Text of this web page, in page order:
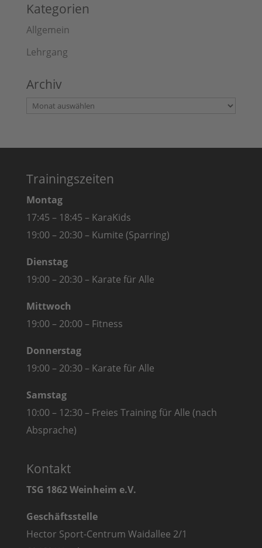
Kategorien
Allgemein
Lehrgang
Archiv
Archiv
Trainingszeiten
Montag
17:45 – 18:45 – KaraKids
19:00 – 20:30 – Kumite (Sparring)
Dienstag
19:00 – 20:30 – Karate für Alle
Mittwoch
19:00 – 20:00 – Fitness
Donnerstag
19:00 – 20:30 – Karate für Alle
Samstag
10:00 – 12:30 – Freies Training für Alle (nach
Absprache)
Kontakt
TSG 1862 Weinheim e.V.
Geschäftsstelle
Hector Sport-Centrum Waidallee 2/1